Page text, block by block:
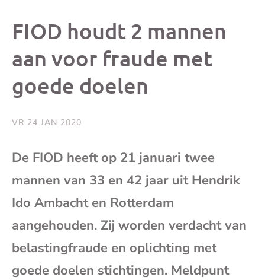
bericht
FIOD houdt 2 mannen
aan voor fraude met
goede doelen
VR 24 JAN 2020
De FIOD heeft op 21 januari twee
mannen van 33 en 42 jaar uit Hendrik
Ido Ambacht en Rotterdam
aangehouden. Zij worden verdacht van
belastingfraude en oplichting met
goede doelen stichtingen. Meldpunt